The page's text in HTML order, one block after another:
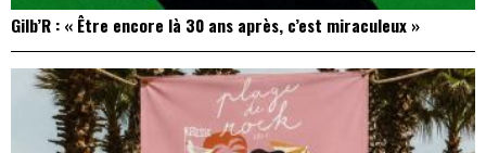
Gilb’R : « Être encore là 30 ans après, c’est miraculeux »